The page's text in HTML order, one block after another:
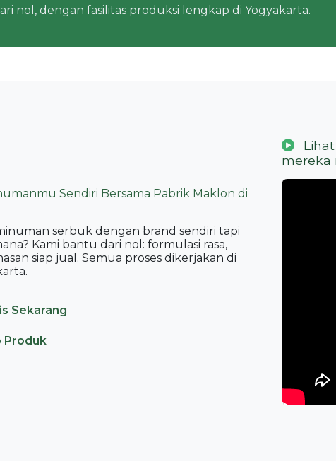
nol, dengan fasilitas produksi lengkap di Yogyakarta.
Sendiri Bersama Pabrik Maklon di
serbuk dengan brand sendiri tapi
Kami bantu dari nol: formulasi rasa,
siap jual. Semua proses dikerjakan di
Sekarang
Produk
mereka